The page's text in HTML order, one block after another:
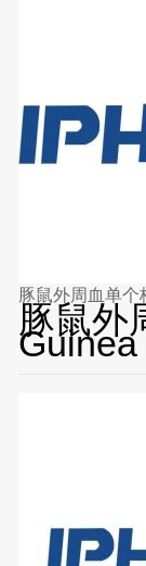
豚鼠外周血单
豚鼠外